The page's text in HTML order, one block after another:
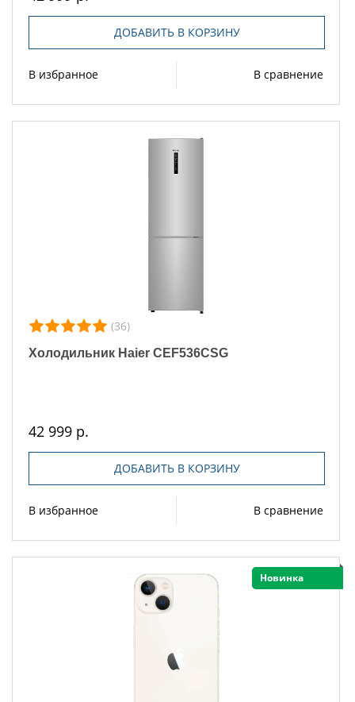
ДОБАВИТЬ В КОРЗИНУ
В избранное В сравнение
(36)
Холодильник Haier CEF536CSG
42 999 р.
ДОБАВИТЬ В КОРЗИНУ
В избранное В сравнение
Новинка